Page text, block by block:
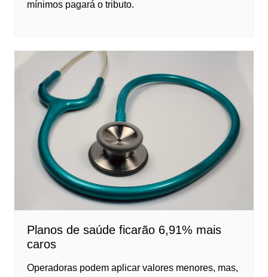
mínimos pagará o tributo.
Planos de saúde ficarão 6,91% mais
caros
Operadoras podem aplicar valores menores, mas,